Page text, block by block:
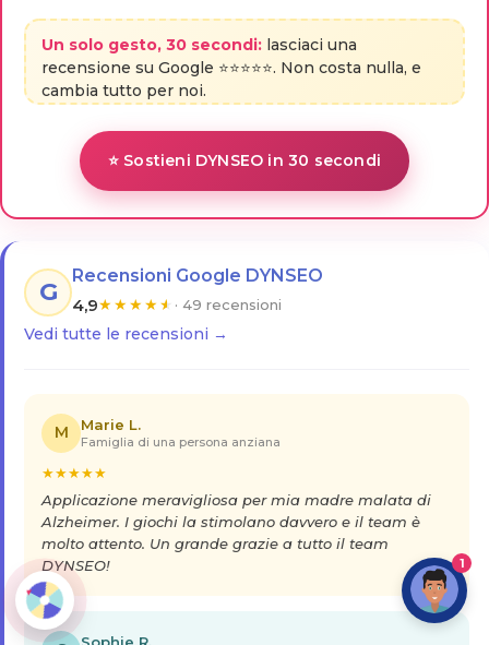
Un solo gesto, 30 secondi: lasciaci una
recensione su Google ⭐⭐⭐⭐⭐. Non costa nulla, e
cambia tutto per noi.
⭐ Sostieni DYNSEO in 30 secondi
G
Recensioni Google DYNSEO
4,9★★★★★ · 49 recensioni
Vedi tutte le recensioni →
M Marie L.
Famiglia di una persona anziana
★★★★★
Applicazione meravigliosa per mia madre malata di
Alzheimer. I giochi la stimolano davvero e il team è
molto attento. Un grande grazie a tutto il team
DYNSEO!
1